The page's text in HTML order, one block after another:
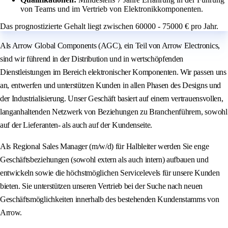
von Teams und im Vertrieb von Elektronikkomponenten.
Das prognostizierte Gehalt liegt zwischen 60000 - 75000 € pro Jahr.
Als Arrow Global Components (AGC), ein Teil von Arrow Electronics,
sind wir führend in der Distribution und in wertschöpfenden
Dienstleistungen im Bereich elektronischer Komponenten. Wir passen uns
an, entwerfen und unterstützen Kunden in allen Phasen des Designs und
der Industrialisierung. Unser Geschäft basiert auf einem vertrauensvollen,
langanhaltenden Netzwerk von Beziehungen zu Branchenführern, sowohl
auf der Lieferanten- als auch auf der Kundenseite.
Als Regional Sales Manager (m/w/d) für Halbleiter werden Sie enge
Geschäftsbeziehungen (sowohl extern als auch intern) aufbauen und
entwickeln sowie die höchstmöglichen Servicelevels für unsere Kunden
bieten. Sie unterstützen unseren Vertrieb bei der Suche nach neuen
Geschäftsmöglichkeiten innerhalb des bestehenden Kundenstamms von
Arrow.